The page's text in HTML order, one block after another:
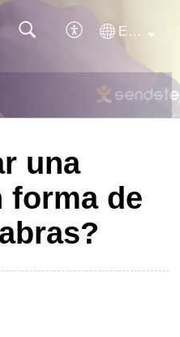
Español (España)
una
forma de